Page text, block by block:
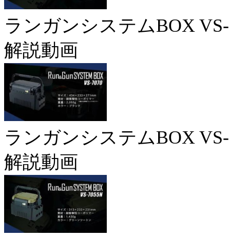
ランガンシステムBOX
解説動画
ランガンシステムBOX
解説動画